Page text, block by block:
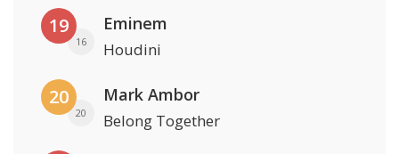
19
16
Eminem
Houdini
20
20
Mark Ambor
Belong Together